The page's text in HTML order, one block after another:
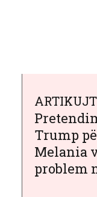
Trump
Melania
problem